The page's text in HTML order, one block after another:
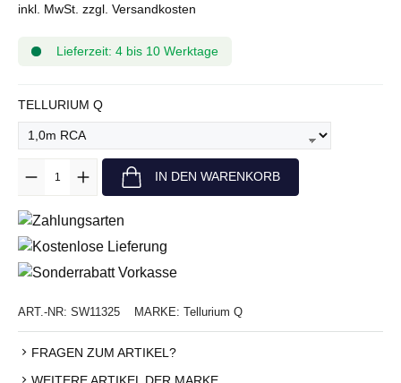
inkl. MwSt. zzgl. Versandkosten
Lieferzeit: 4 bis 10 Werktage
TELLURIUM QAUSWÄHLEN
IN DEN WARENKORB
ART.-NR: SW11325 MARKE: Tellurium Q
FRAGEN ZUM ARTIKEL?
WEITERE ARTIKEL DER MARKE